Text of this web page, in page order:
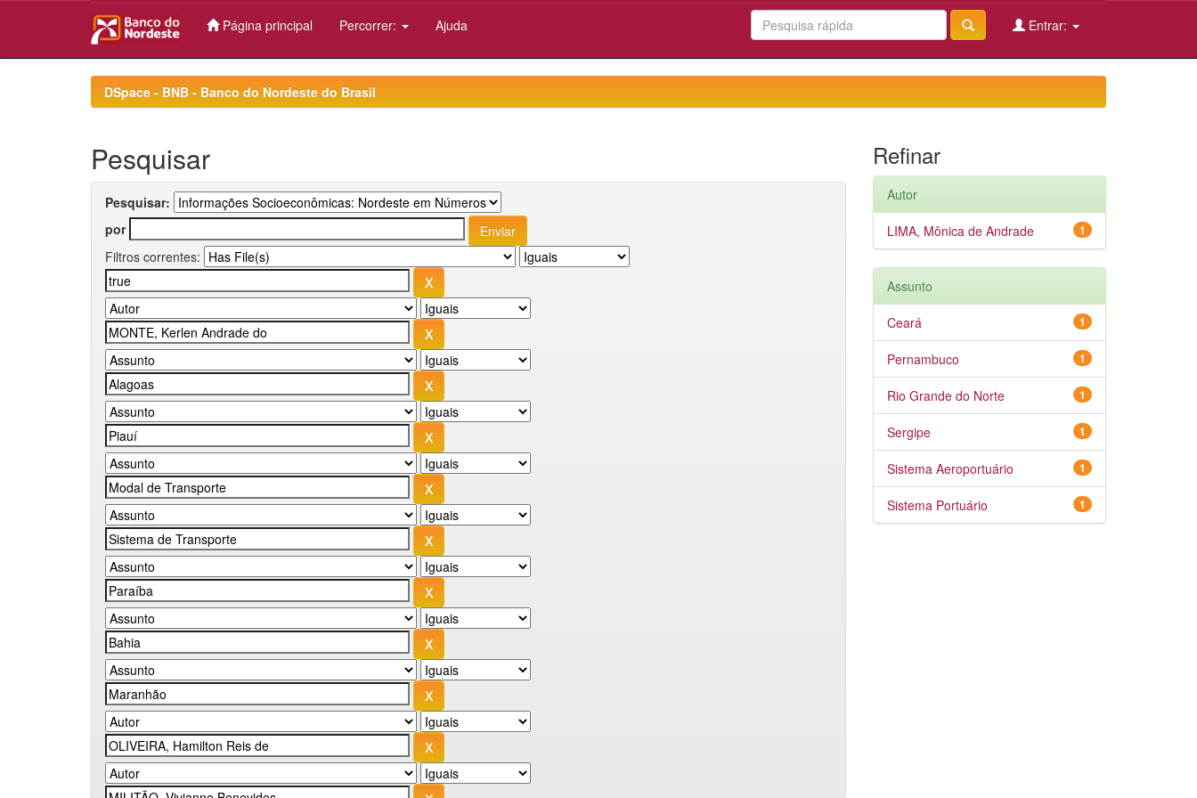
Página principal Percorrer: Ajuda Entrar:
DSpace - BNB - Banco do Nordeste do Brasil
Pesquisar
Pesquisar:
por
Filtros correntes:
Refinar
Autor
1
LIMA, Mônica de Andrade
Assunto
1
Ceará
1
Pernambuco
1
Rio Grande do Norte
1
Sergipe
1
Sistema Aeroportuário
1
Sistema Portuário